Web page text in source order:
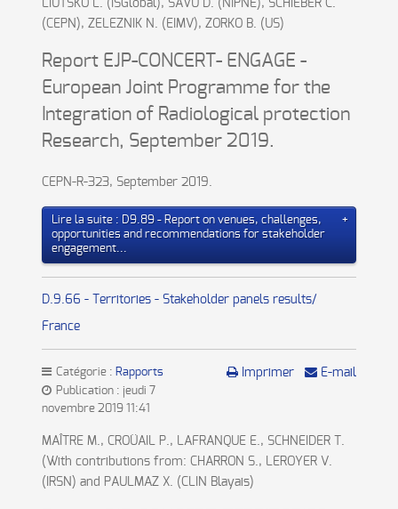
LIUTSKO L. (ISGlobal), SAVU D. (NIPNE), SCHIEBER C.
(CEPN), ZELEZNIK N. (EIMV), ZORKO B. (US)
Report EJP-CONCERT- ENGAGE -
European Joint Programme for the
Integration of Radiological protection
Research, September 2019.
CEPN-R-323, September 2019.
Lire la suite : D9.89 - Report on venues, challenges,
opportunities and recommendations for stakeholder
engagement...
D.9.66 - Territories - Stakeholder panels results/
France
Imprimer E-mail
Catégorie : Rapports
Publication : jeudi 7
novembre 2019 11:41
MAÎTRE M., CROÜAIL P., LAFRANQUE E., SCHNEIDER T.
(With contributions from: CHARRON S., LEROYER V.
(IRSN) and PAULMAZ X. (CLIN Blayais)